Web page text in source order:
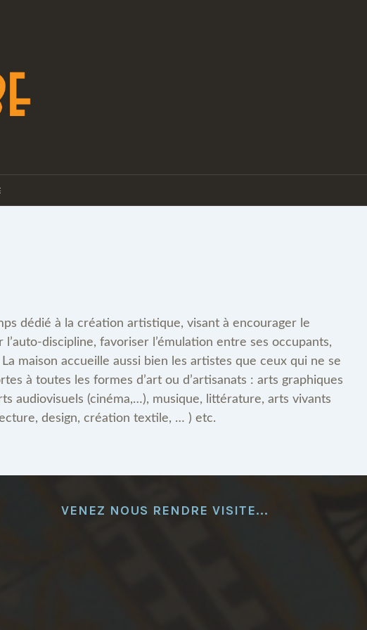
dédié à la création artistique, visant à encourager le
discipline, favoriser l’émulation entre ses occupants,
maison accueille aussi bien les artistes que ceux qui ne se
à toutes les formes d’art ou d’artisanats : arts graphiques
audiovisuels (cinéma,…), musique, littérature, arts vivants
design, création textile, … ) etc.
VENEZ NOUS RENDRE VISITE...